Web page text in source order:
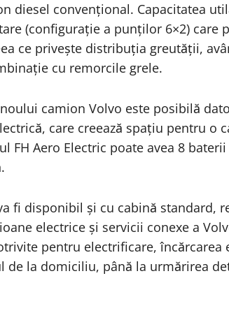
diesel convențional. Capacitatea
(configurație a punților 6×2) care
ce privește distribuția greutății,
cu remorcile grele.
camion Volvo este posibilă
care creează spațiu pentru o
FH Aero Electric poate avea 8
fi disponibil și cu cabină standard,
electrice și servicii conexe a
pentru electrificare,
de la domiciliu, până la urmărirea